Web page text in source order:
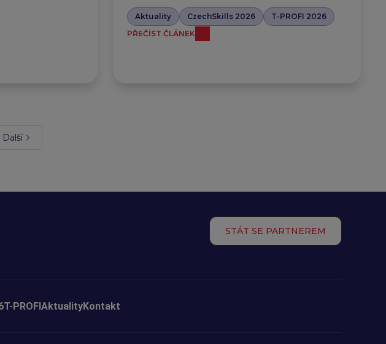
Aktuality CzechSkills 2026
T-PROFI 2026
PŘEČÍST ČLÁNEK
Další
STÁT SE PARTNEREM
T-PROFIAktualityKontakt